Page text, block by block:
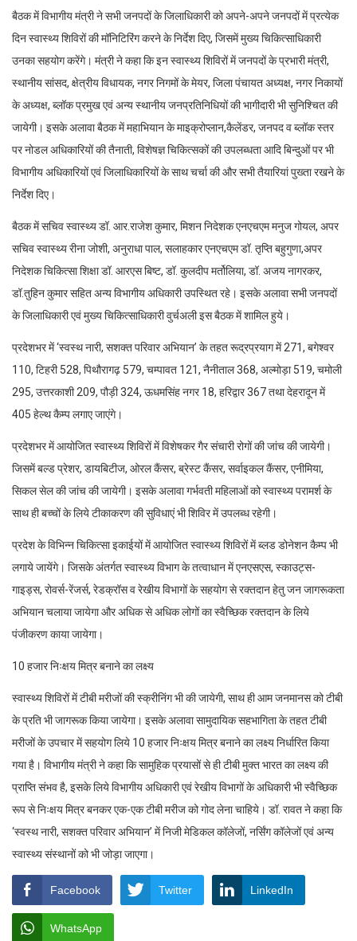
बैठक में विभागीय मंत्री ने सभी जनपदों के जिलाधिकारी को अपने-अपने जनपदों में प्रत्येक
दिन स्वास्थ्य शिविरों की मॉनिटिरिंग करने के निर्देश दिए, जिसमें मुख्य चिकित्साधिकारी
उनका सहयोग करेंगे। मंत्री ने कहा कि इन स्वास्थ्य शिविरों में जनपदों के प्रभारी मंत्री,
स्थानीय सांसद, क्षेत्रीय विधायक, नगर निगमों के मेयर, जिला पंचायत अध्यक्ष, नगर निकायों
के अध्यक्ष, ब्लॉक प्रमुख एवं अन्य स्थानीय जनप्रतिनिधियों की भागीदारी भी सुनिश्चित की
जायेगी। इसके अलावा बैठक में महाभियान के माइक्रोप्लान,कैलेंडर, जनपद व ब्लॉक स्तर
पर नोडल अधिकारियों की तैनाती, विशेषज्ञ चिकित्सकों की उपलब्धता आदि बिन्दुओं पर भी
विभागीय अधिकारियों एवं जिलाधिकारियों के साथ चर्चा की और सभी तैयारियां पुख्ता रखने के
निर्देश दिए।
बैठक में सचिव स्वास्थ्य डॉ. आर.राजेश कुमार, मिशन निदेशक एनएचएम मनुज गोयल, अपर
सचिव स्वास्थ्य रीना जोशी, अनुराधा पाल, सलाहकार एनएचएम डॉ. तृप्ति बहुगुणा,अपर
निदेशक चिकित्सा शिक्षा डॉ. आरएस बिष्ट, डॉ. कुलदीप मर्तोलिया, डॉ. अजय नागरकर,
डॉ.तुहिन कुमार सहित अन्य विभागीय अधिकारी उपस्थित रहे। इसके अलावा सभी जनपदों
के जिलाधिकारी एवं मुख्य चिकित्साधिकारी वुर्चअली इस बैठक में शामिल हुये।
प्रदेशभर में ‘स्वस्थ नारी, सशक्त परिवार अभियान’ के तहत रूद्रप्रयाग में 271, बगेश्वर
110, टिहरी 528, पिथौरागढ़ 579, चम्पावत 121, नैनीताल 368, अल्मोड़ा 519, चमोली
295, उत्तरकाशी 209, पौड़ी 324, ऊधमसिंह नगर 18, हरिद्वार 367 तथा देहरादून में
405 हेल्थ कैम्प लगाए जाएंगे।
प्रदेशभर में आयोजित स्वास्थ्य शिविरों में विशेषकर गैर संचारी रोगों की जांच की जायेगी।
जिसमें बल्ड प्रेशर, डायबिटीज, ओरल कैंसर, ब्रेस्ट कैंसर, सर्वाइकल कैंसर, एनीमिया,
सिकल सेल की जांच की जायेगी। इसके अलावा गर्भवती महिलाओं को स्वास्थ्य परामर्श के
साथ ही बच्चों के लिये टीकाकरण की सुविधाएं भी शिविर में उपलब्ध रहेगी।
प्रदेश के विभिन्न चिकित्सा इकाईयों में आयोजित स्वास्थ्य शिविरों में ब्लड डोनेशन कैम्प भी
लगाये जायेंगे। जिसके अंतर्गत स्वास्थ्य विभाग के तत्वाधान में एनएसएस, स्काउट्स-
गाइड्स, रोवर्स-रेंजर्स, रेडक्रॉस व रेखीय विभागों के सहयोग से रक्तदान हेतु जन जागरूकता
अभियान चलाया जायेगा और अधिक से अधिक लोगों का स्वैच्छिक रक्तदान के लिये
पंजीकरण काया जायेगा।
10 हजार निःक्षय मित्र बनाने का लक्ष्य
स्वास्थ्य शिविरों में टीबी मरीजों की स्क्रीनिंग भी की जायेगी, साथ ही आम जनमानस को टीबी
के प्रति भी जागरूक किया जायेगा। इसके अलावा सामुदायिक सहभागिता के तहत टीबी
मरीजों के उपचार में सहयोग लिये 10 हजार निःक्षय मित्र बनाने का लक्ष्य निर्धारित किया
गया है। विभागीय मंत्री ने कहा कि सामुहिक प्रयासों से ही टीबी मुक्त भारत का लक्ष्य की
प्राप्ति संभव है, इसके लिये विभागीय अधिकारी एवं रेखीय विभागों के अधिकारी भी स्वैच्छिक
रूप से निःक्षय मित्र बनकर एक-एक टीबी मरीज को गोद लेना चाहिये। डॉ. रावत ने कहा कि
‘स्वस्थ नारी, सशक्त परिवार अभियान’ में निजी मेडिकल कॉलेजों, नर्सिंग कॉलेजों एवं अन्य
स्वास्थ्य संस्थानों को भी जोड़ा जाएगा।
Facebook Twitter LinkedIn
WhatsApp